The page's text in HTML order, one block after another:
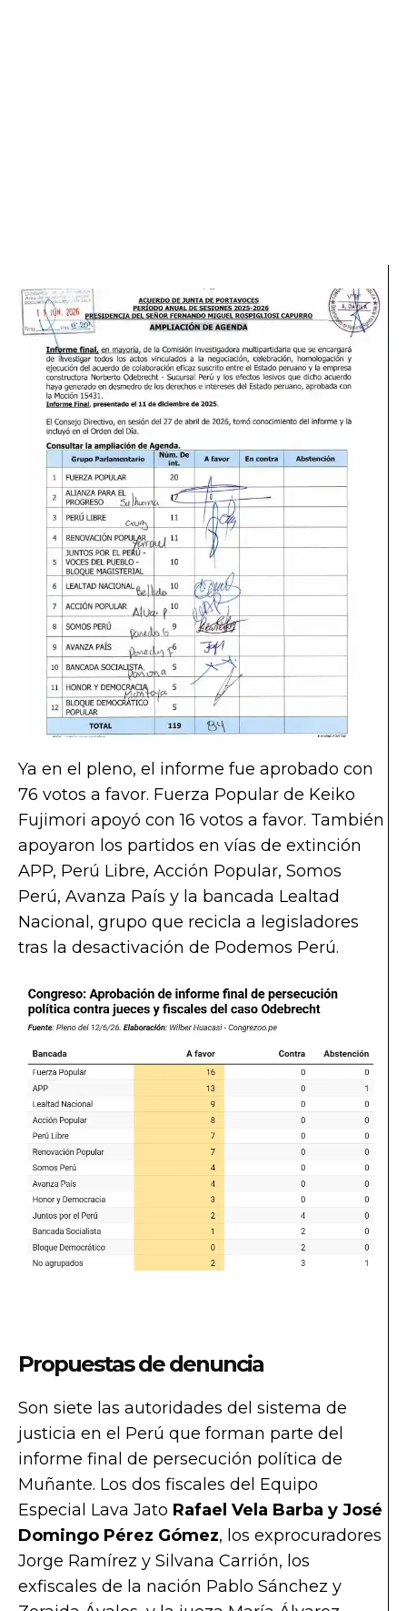
Ya en el pleno, el informe fue aprobado con
76 votos a favor. Fuerza Popular de Keiko
Fujimori apoyó con 16 votos a favor. También
apoyaron los partidos en vías de extinción
APP, Perú Libre, Acción Popular, Somos
Perú, Avanza País y la bancada Lealtad
Nacional, grupo que recicla a legisladores
tras la desactivación de Podemos Perú.
Propuestas de denuncia
Son siete las autoridades del sistema de
justicia en el Perú que forman parte del
informe final de persecución política de
Muñante. Los dos fiscales del Equipo
Especial Lava Jato Rafael Vela Barba y José
Domingo Pérez Gómez, los exprocuradores
Jorge Ramírez y Silvana Carrión, los
exfiscales de la nación Pablo Sánchez y